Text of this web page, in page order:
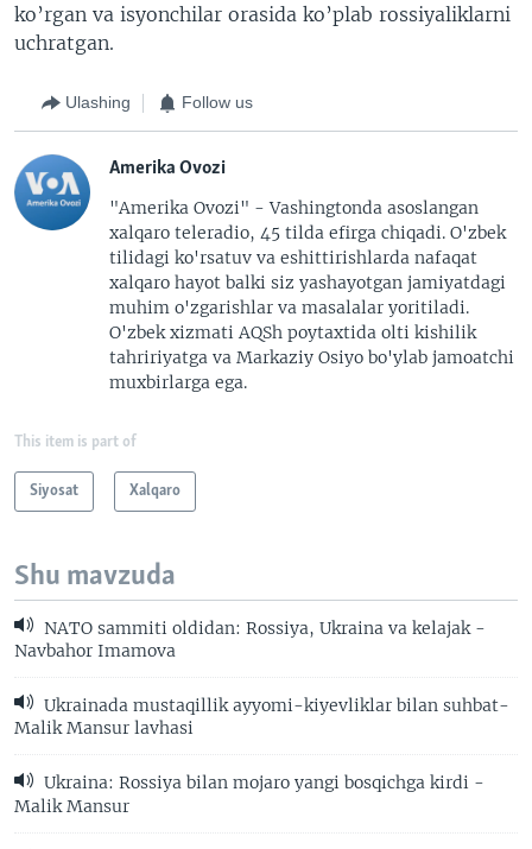
ko’rgan va isyonchilar orasida ko’plab rossiyaliklarni
uchratgan.
Ulashing Follow us
Amerika Ovozi
"Amerika Ovozi" - Vashingtonda asoslangan
xalqaro teleradio, 45 tilda efirga chiqadi. O'zbek
tilidagi ko'rsatuv va eshittirishlarda nafaqat
xalqaro hayot balki siz yashayotgan jamiyatdagi
muhim o'zgarishlar va masalalar yoritiladi.
O'zbek xizmati AQSh poytaxtida olti kishilik
tahririyatga va Markaziy Osiyo bo'ylab jamoatchi
muxbirlarga ega.
This item is part of
Siyosat Xalqaro
Shu mavzuda
NATO sammiti oldidan: Rossiya, Ukraina va kelajak -
Navbahor Imamova
Ukrainada mustaqillik ayyomi-kiyevliklar bilan suhbat-
Malik Mansur lavhasi
Ukraina: Rossiya bilan mojaro yangi bosqichga kirdi -
Malik Mansur